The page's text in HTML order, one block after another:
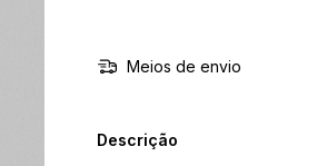
Meios de envio
Descrição